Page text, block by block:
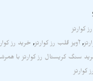
رز کوارتز
, آویز قلب رز کوارتز, خرید رز
سنگ کریستال رز کوارتز با
رز کوارتز